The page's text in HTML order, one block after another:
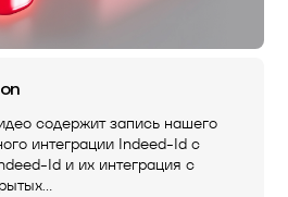
содержит запись нашего
интеграции Indeed-Id с
Id и их интеграция с